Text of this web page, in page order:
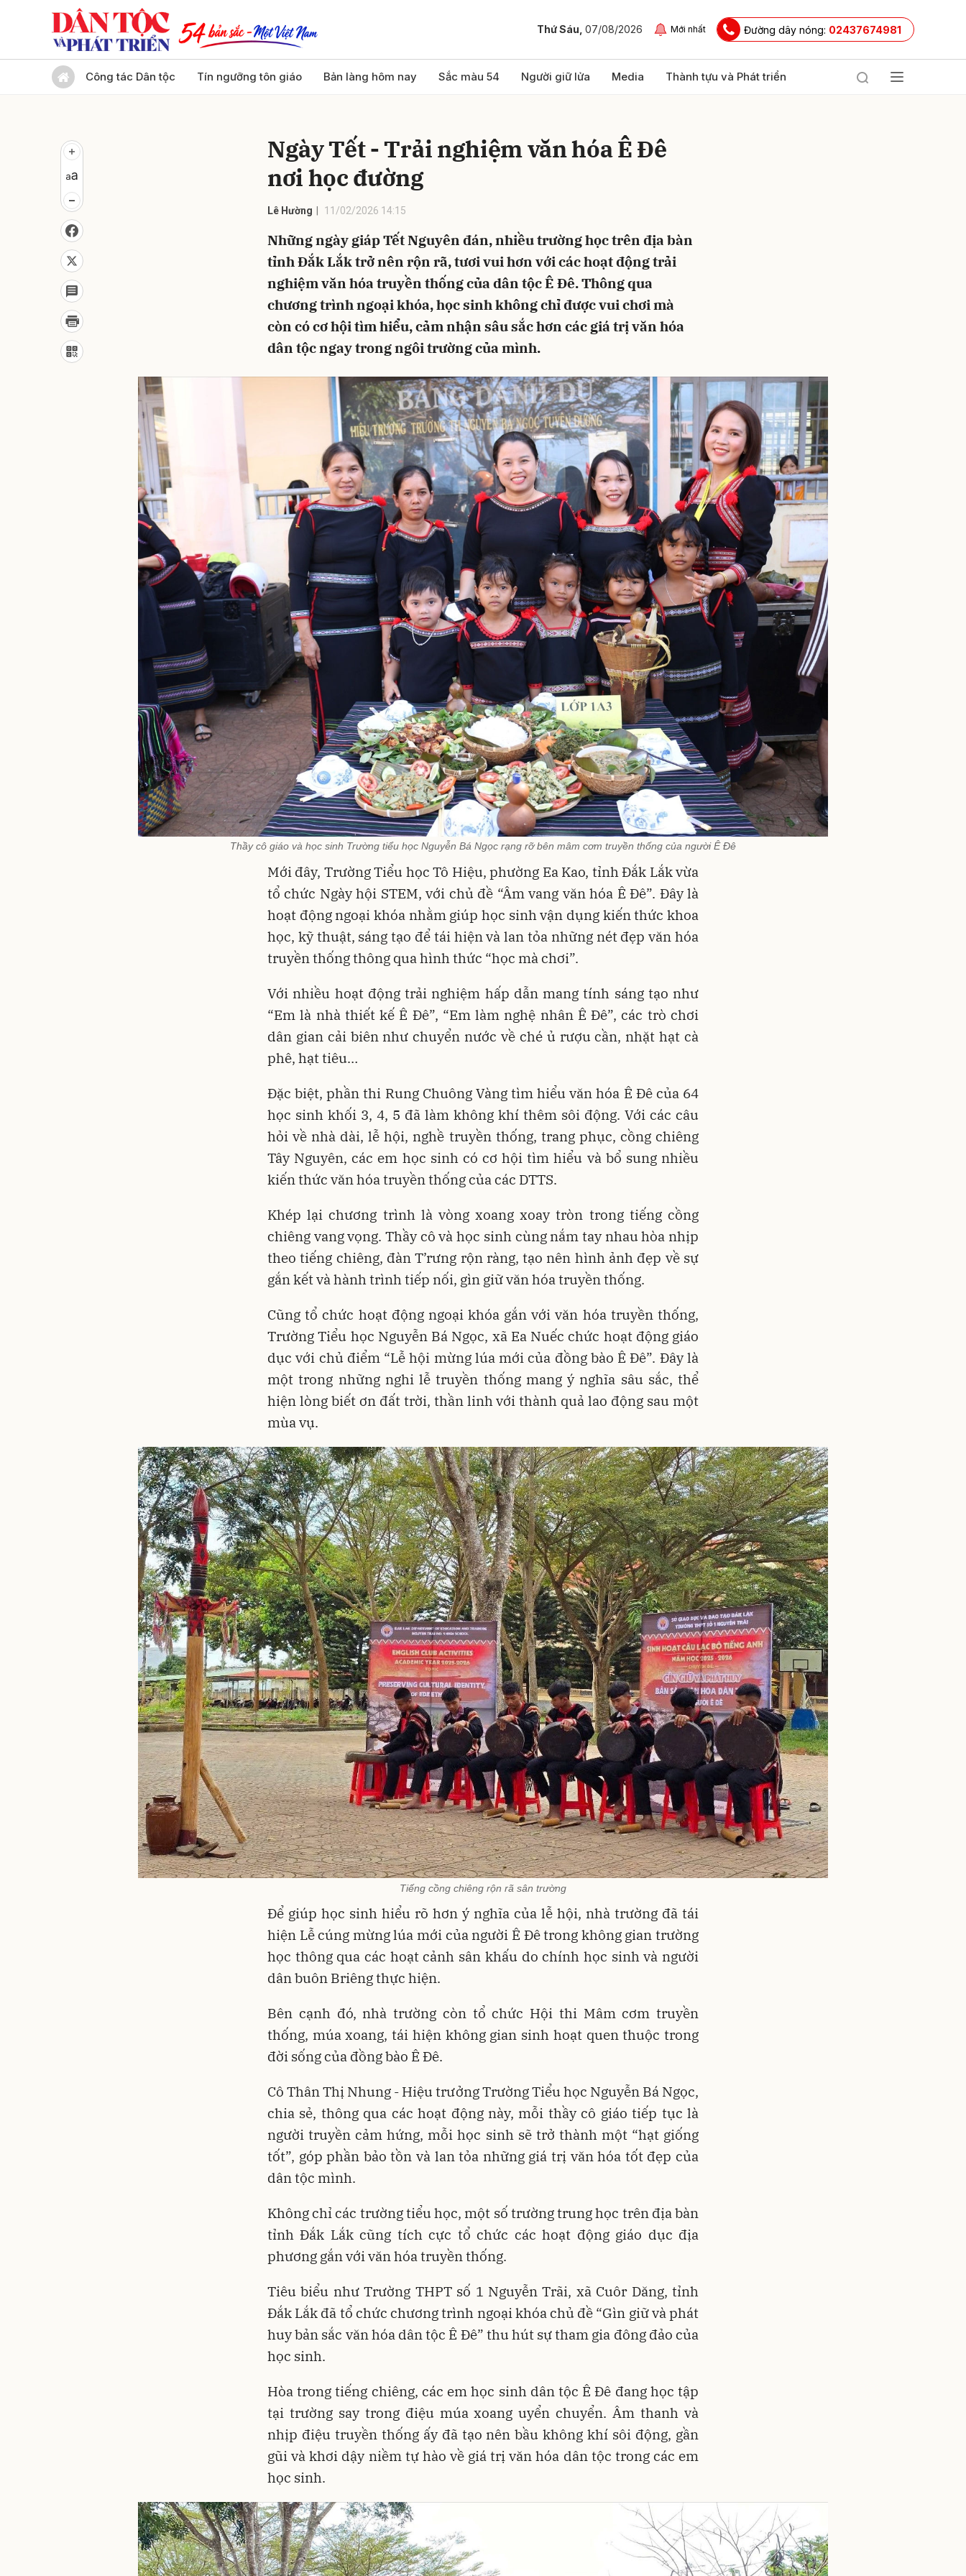
Thứ Sáu, 07/08/2026 Mới nhất Đường dây nóng: 02437674981
Công tác Dân tộc Tín ngưỡng tôn giáo Bản làng hôm nay Sắc màu 54 Người giữ lửa Media Thành tựu và Phát triển
Ngày Tết - Trải nghiệm văn hóa Ê Đê
nơi học đường
Lê Hường 11/02/2026 14:15
Những ngày giáp Tết Nguyên đán, nhiều trường học trên địa bàn
tỉnh Đắk Lắk trở nên rộn rã, tươi vui hơn với các hoạt động trải
nghiệm văn hóa truyền thống của dân tộc Ê Đê. Thông qua
chương trình ngoại khóa, học sinh không chỉ được vui chơi mà
còn có cơ hội tìm hiểu, cảm nhận sâu sắc hơn các giá trị văn hóa
dân tộc ngay trong ngôi trường của mình.
Thầy cô giáo và học sinh Trường tiểu học Nguyễn Bá Ngọc rạng rỡ bên mâm cơm truyền thống của người Ê Đê
Mới đây, Trường Tiểu học Tô Hiệu, phường Ea Kao, tỉnh Đắk Lắk vừa
tổ chức Ngày hội STEM, với chủ đề “Âm vang văn hóa Ê Đê”. Đây là
hoạt động ngoại khóa nhằm giúp học sinh vận dụng kiến thức khoa
học, kỹ thuật, sáng tạo để tái hiện và lan tỏa những nét đẹp văn hóa
truyền thống thông qua hình thức “học mà chơi”.
Với nhiều hoạt động trải nghiệm hấp dẫn mang tính sáng tạo như
“Em là nhà thiết kế Ê Đê”, “Em làm nghệ nhân Ê Đê”, các trò chơi
dân gian cải biên như chuyển nước về ché ủ rượu cần, nhặt hạt cà
phê, hạt tiêu…
Đặc biệt, phần thi Rung Chuông Vàng tìm hiểu văn hóa Ê Đê của 64
học sinh khối 3, 4, 5 đã làm không khí thêm sôi động. Với các câu
hỏi về nhà dài, lễ hội, nghề truyền thống, trang phục, cồng chiêng
Tây Nguyên, các em học sinh có cơ hội tìm hiểu và bổ sung nhiều
kiến thức văn hóa truyền thống của các DTTS.
Khép lại chương trình là vòng xoang xoay tròn trong tiếng cồng
chiêng vang vọng. Thầy cô và học sinh cùng nắm tay nhau hòa nhịp
theo tiếng chiêng, đàn T’rưng rộn ràng, tạo nên hình ảnh đẹp về sự
gắn kết và hành trình tiếp nối, gìn giữ văn hóa truyền thống.
Cũng tổ chức hoạt động ngoại khóa gắn với văn hóa truyền thống,
Trường Tiểu học Nguyễn Bá Ngọc, xã Ea Nuếc chức hoạt động giáo
dục với chủ điểm “Lễ hội mừng lúa mới của đồng bào Ê Đê”. Đây là
một trong những nghi lễ truyền thống mang ý nghĩa sâu sắc, thể
hiện lòng biết ơn đất trời, thần linh với thành quả lao động sau một
mùa vụ.
Tiếng cồng chiêng rộn rã sân trường
Để giúp học sinh hiểu rõ hơn ý nghĩa của lễ hội, nhà trường đã tái
hiện Lễ cúng mừng lúa mới của người Ê Đê trong không gian trường
học thông qua các hoạt cảnh sân khấu do chính học sinh và người
dân buôn Briêng thực hiện.
Bên cạnh đó, nhà trường còn tổ chức Hội thi Mâm cơm truyền
thống, múa xoang, tái hiện không gian sinh hoạt quen thuộc trong
đời sống của đồng bào Ê Đê.
Cô Thân Thị Nhung - Hiệu trưởng Trường Tiểu học Nguyễn Bá Ngọc,
chia sẻ, thông qua các hoạt động này, mỗi thầy cô giáo tiếp tục là
người truyền cảm hứng, mỗi học sinh sẽ trở thành một “hạt giống
tốt”, góp phần bảo tồn và lan tỏa những giá trị văn hóa tốt đẹp của
dân tộc mình.
Không chỉ các trường tiểu học, một số trường trung học trên địa bàn
tỉnh Đắk Lắk cũng tích cực tổ chức các hoạt động giáo dục địa
phương gắn với văn hóa truyền thống.
Tiêu biểu như Trường THPT số 1 Nguyễn Trãi, xã Cuôr Dăng, tỉnh
Đắk Lắk đã tổ chức chương trình ngoại khóa chủ đề “Gìn giữ và phát
huy bản sắc văn hóa dân tộc Ê Đê” thu hút sự tham gia đông đảo của
học sinh.
Hòa trong tiếng chiêng, các em học sinh dân tộc Ê Đê đang học tập
tại trường say trong điệu múa xoang uyển chuyển. Âm thanh và
nhịp điệu truyền thống ấy đã tạo nên bầu không khí sôi động, gần
gũi và khơi dậy niềm tự hào về giá trị văn hóa dân tộc trong các em
học sinh.
Gửi bình luận
Hủy Gửi